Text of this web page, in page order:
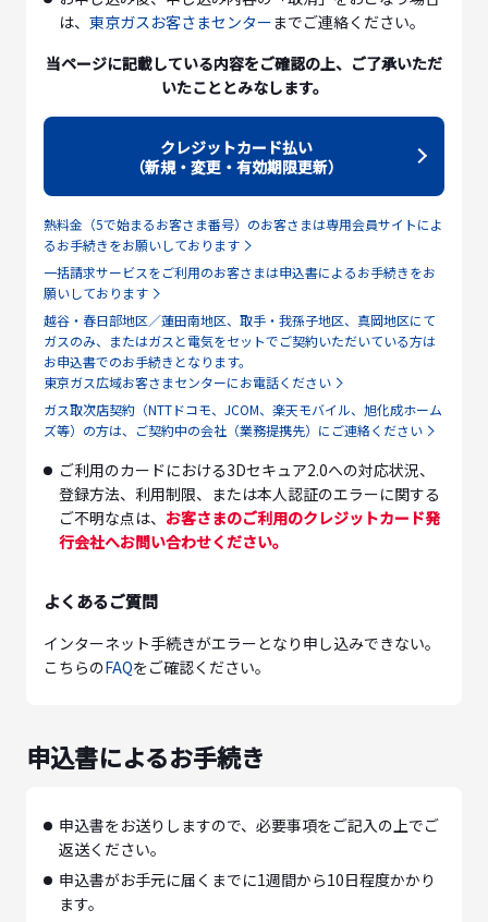
は、 東京ガスお客さまセンターまでご連絡ください。
当ページに記載している内容をご確認の上、ご了承いただ
いたこととみなします。
クレジットカード払い
（新規・変更・有効期限更新）
熱料金（5で始まるお客さま番号）のお客さまは専用会員サイトによ
るお手続きをお願いしております
一括請求サービスをご利用のお客さまは申込書によるお手続きをお
願いしております
越谷・春日部地区／蓮田南地区、取手・我孫子地区、真岡地区にて
ガスのみ、またはガスと電気をセットでご契約いただいている方は
お申込書でのお手続きとなります。
東京ガス広域お客さまセンターにお電話ください
ガス取次店契約（NTTドコモ、JCOM、楽天モバイル、旭化成ホーム
ズ等）の方は、ご契約中の会社（業務提携先）にご連絡ください
ご利用のカードにおける3Dセキュア2.0への対応状況、
登録方法、利用制限、または本人認証のエラーに関する
ご不明な点は、 お客さまのご利用のクレジットカード発
行会社へお問い合わせください。
よくあるご質問
インターネット手続きがエラーとなり申し込みできない。
こちらのFAQをご確認ください。
申込書によるお手続き
申込書をお送りしますので、必要事項をご記入の上でご
返送ください。
申込書がお手元に届くまでに1週間から10日程度かかり
ます。